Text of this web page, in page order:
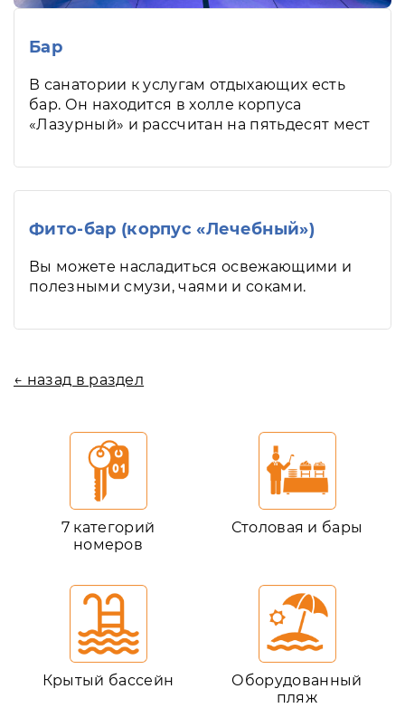
Бар
В санатории к услугам отдыхающих есть
бар. Он находится в холле корпуса
«Лазурный» и рассчитан на пятьдесят мест
Фито-бар (корпус «Лечебный»)
Вы можете насладиться освежающими и
полезными смузи, чаями и соками.
← назад в раздел
7 категорий
номеров
Столовая и бары
Крытый бассейн
Оборудованный
пляж